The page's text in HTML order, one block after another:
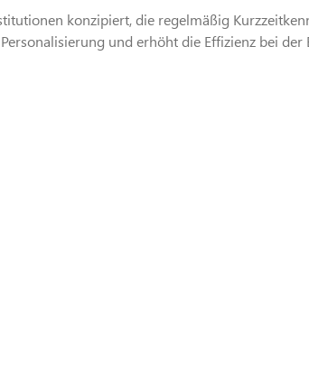
konzipiert, die regelmäßig
und erhöht die Effizienz bei der